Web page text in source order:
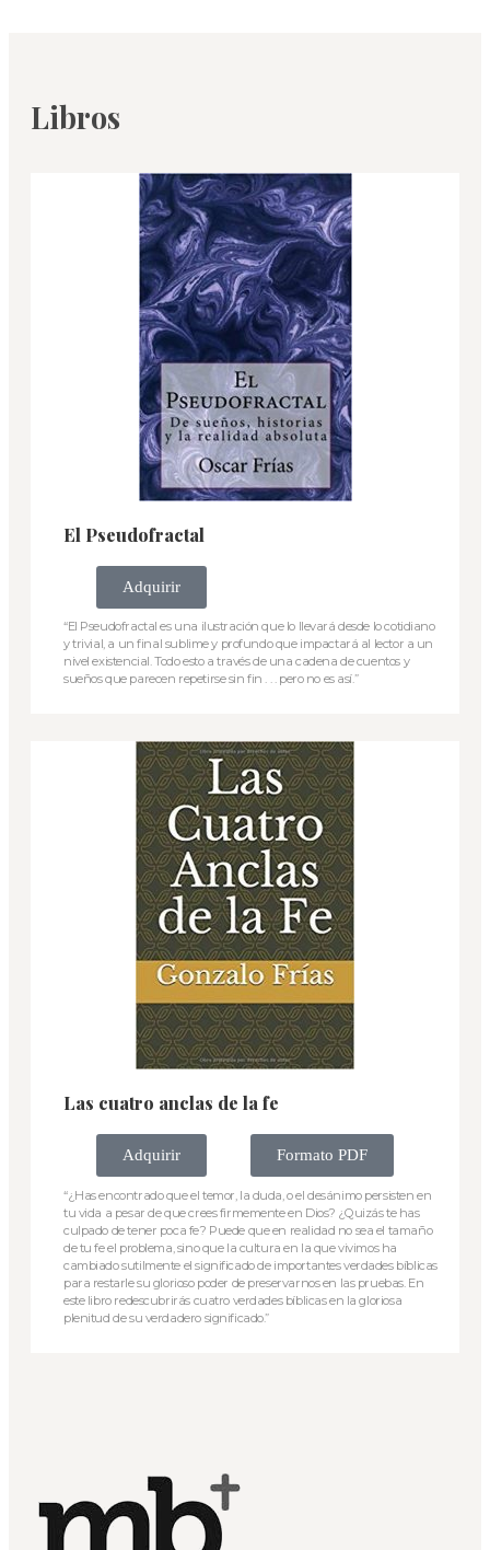
Libros
El Pseudofractal
Adquirir
“El Pseudofractal es una ilustración que lo llevará desde lo cotidiano
y trivial, a un final sublime y profundo que impactará al lector a un
nivel existencial. Todo esto a través de una cadena de cuentos y
sueños que parecen repetirse sin fin . . . pero no es así.”
Las cuatro anclas de la fe
Adquirir Formato PDF
“¿Has encontrado que el temor, la duda, o el desánimo persisten en
tu vida a pesar de que crees firmemente en Dios? ¿Quizás te has
culpado de tener poca fe? Puede que en realidad no sea el tamaño
de tu fe el problema, sino que la cultura en la que vivimos ha
cambiado sutilmente el significado de importantes verdades bíblicas
para restarle su glorioso poder de preservarnos en las pruebas. En
este libro redescubrirás cuatro verdades bíblicas en la gloriosa
plenitud de su verdadero significado.”